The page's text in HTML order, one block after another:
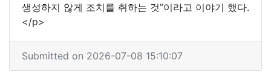
생성하지 않게 조치를 취하는 것”이라고 이야기 했다.
</p>
Submitted on 2026-07-08 15:10:07